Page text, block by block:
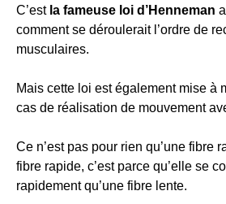
C’est la fameuse loi d’Henneman
comment se déroulerait l’ordre de
musculaires.
Mais cette loi est également mise à
cas de réalisation de mouvement
Ce n’est pas pour rien qu’une fibre
fibre rapide, c’est parce qu’elle se
rapidement qu’une fibre lente.